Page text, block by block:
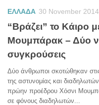
ΕΛΛΑΔΑ 30 November 2014
“Βράζει” το Κάιρο
Μουμπάρακ – Δύο
συγκρούσεις
Δύο άνθρωποι σκοτώθηκαν
της αστυνομίας και
πρώην προέδρου Χόσνι
σε φόνους διαδηλωτών...